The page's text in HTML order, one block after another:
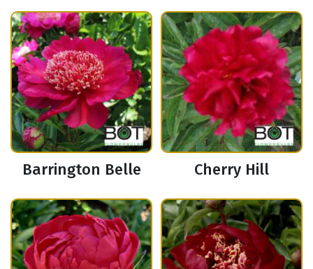
Barrington Belle Cherry Hill